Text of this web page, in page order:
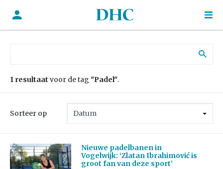
1 resultaat voor de tag "Padel".
Sorteer op
Nieuwe padelbanen in
Vogelwijk: ‘Zlatan Ibrahimović is
groot fan van deze sport’